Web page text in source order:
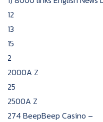
12
13
15
2
2000A Z
25
2500A Z
274 BeepBeep Casino –